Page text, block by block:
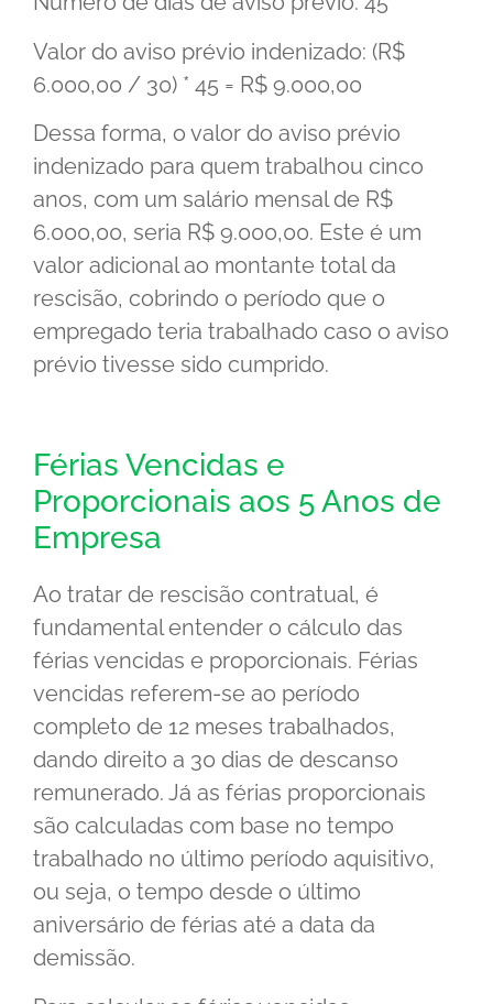
Valor do aviso prévio indenizado: (R$
6.000,00 / 30) * 45 = R$ 9.000,00
Dessa forma, o valor do aviso prévio
indenizado para quem trabalhou cinco
anos, com um salário mensal de R$
6.000,00, seria R$ 9.000,00. Este é um
valor adicional ao montante total da
rescisão, cobrindo o período que o
empregado teria trabalhado caso o aviso
prévio tivesse sido cumprido.
Férias Vencidas e
Proporcionais aos 5 Anos de
Empresa
Ao tratar de rescisão contratual, é
fundamental entender o cálculo das
férias vencidas e proporcionais. Férias
vencidas referem-se ao período
completo de 12 meses trabalhados,
dando direito a 30 dias de descanso
remunerado. Já as férias proporcionais
são calculadas com base no tempo
trabalhado no último período aquisitivo,
ou seja, o tempo desde o último
aniversário de férias até a data da
demissão.